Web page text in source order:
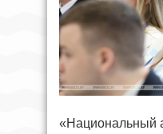
«Национальный